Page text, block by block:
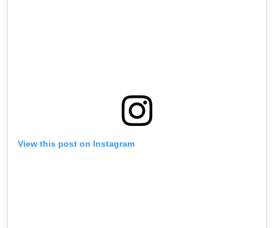
View this post on Instagram